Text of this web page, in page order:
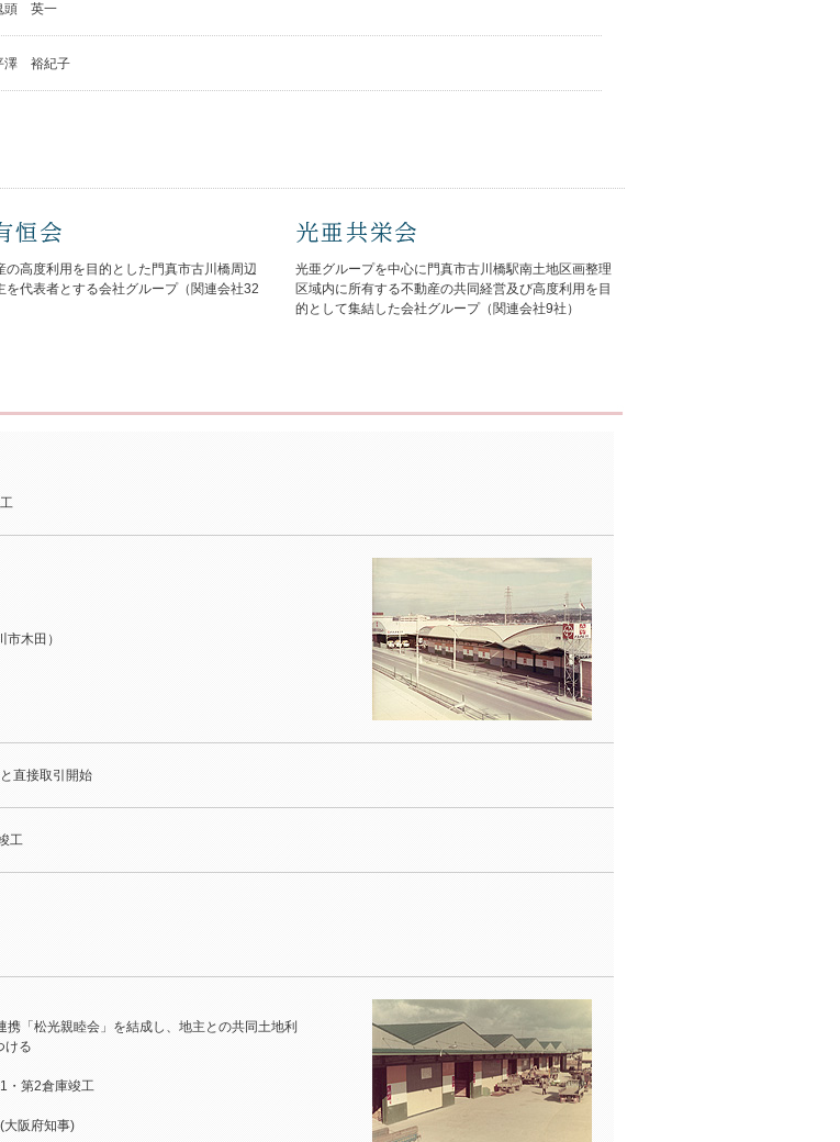
頭 英一
澤 裕紀子
の高度利用を目的とした門真市古川橋周辺
を代表者とする会社グループ（関連会社32
光亜グループを中心に門真市古川橋駅南土地区画整理
区域内に所有する不動産の共同経営及び高度利用を目
的として集結した会社グループ（関連会社9社）
木田）
直接取引開始
工
「松光親睦会」を結成し、地主との共同土地利
ける
第2倉庫竣工
大阪府知事)